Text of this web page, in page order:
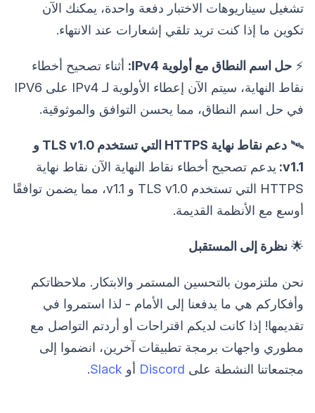
تشغيل سيناريوهات الاختبار دفعة واحدة، يمكنك الآن
تكوين ما إذا كنت تريد تلقي إشعارات عند الانتهاء.
⚡️ حل اسم النطاق مع أولوية IPv4:
أثناء تصحيح أخطاء
نقاط النهاية، سيتم الآن إعطاء الأولوية لـ IPv4 على IPV6
في حل اسم النطاق، مما يحسن التوافق والموثوقية.
🛰️
دعم نقاط نهاية HTTPS التي تستخدم TLS v1.0 و
v1.1: يدعم تصحيح أخطاء نقاط النهاية الآن نقاط نهاية
HTTPS التي تستخدم TLS v1.0 و v1.1، مما يضمن توافقًا
أوسع مع الأنظمة القديمة.
🌟 نظرة إلى المستقبل
نحن ملتزمون بالتحسين المستمر والابتكار. ملاحظاتكم
وأفكاركم هي ما يدفعنا إلى الأمام - لذا استمروا في
تقديمها! إذا كانت لديكم اقتراحات أو أردتم التواصل مع
مطوري واجهات برمجة تطبيقات آخرين، انضموا إلى
مجتمعاتنا النشطة على Discord أو Slack
.